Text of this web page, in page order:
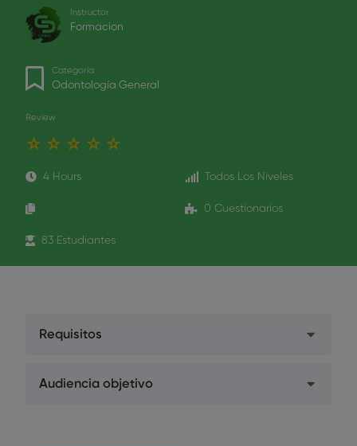
Instructor
Formacion
Categoría
Odontología General
Review
4 Hours Todos Los Niveles
0 Cuestionarios
83 Estudiantes
Requisitos
por mail a formacion@formacion-hidegal.com
Audiencia objetivo